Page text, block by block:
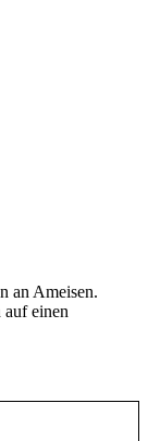
an Ameisen.
einen